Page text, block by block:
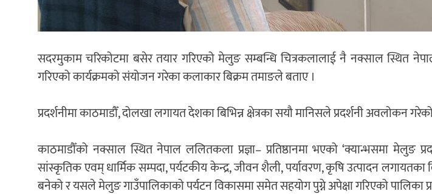
सदरमुकाम चरिकोटमा बसेर तयार गरिएको मेलुङ सम्बन्धि चित्रकलालाई नै नक्साल स्थित नेपाल
गरिएको कार्यक्रमको संयोजन गरेका कलाकार बिक्रम तमाङले बताए ।
प्रदर्शनीमा काठमाडौँ, दोलखा लगायत देशका बिभिन्न क्षेत्रका सयौ मानिसले प्रदर्शनी अवलोकन
काठमाडौँको नक्साल स्थित नेपाल ललितकला प्रज्ञा– प्रतिष्ठानमा भएको ‘क्यान्भसमा मेलुङ
सांस्कृतिक एवम् धार्मिक सम्पदा, पर्यटकीय केन्द्र, जीवन शैली, पर्यावरण, कृषि उत्पादन लगायतका
बनेको र यसले मेलुङ गाउँपालिकाको पर्यटन विकासमा समेत सहयोग पुग्ने अपेक्षा गरिएको पालिका